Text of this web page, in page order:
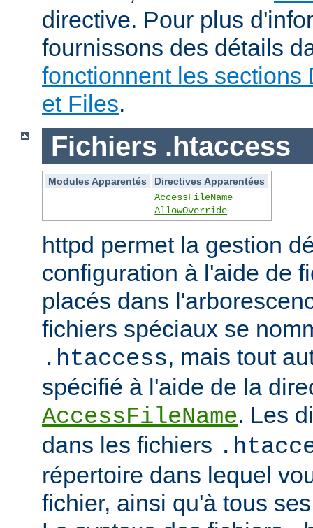
directive. Pour plus
fournissons des détails
fonctionnent les sections
et Files.
Fichiers .htaccess
Modules Apparentés
Directives Apparentées
AccessFileName
AllowOverride
httpd permet la gestion
configuration à l'aide de
placés dans
fichiers spéciaux se
.htaccess, mais tout
spécifié à l'aide de la
AccessFileName. Les
dans les fichiers
répertoire dans lequel
fichier, ainsi qu'à tous